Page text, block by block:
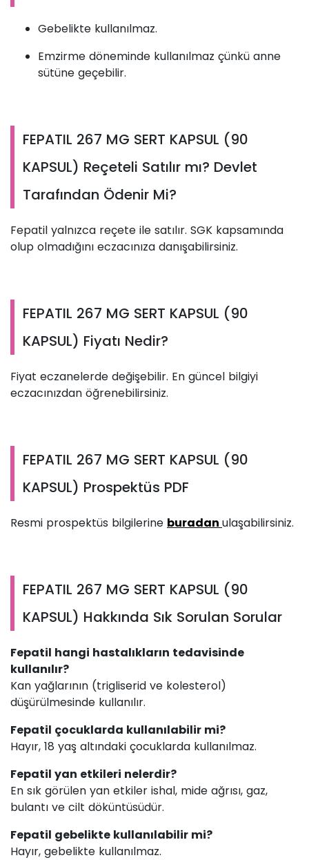
Gebelikte kullanılmaz.
Emzirme döneminde kullanılmaz çünkü anne
sütüne geçebilir.
FEPATIL 267 MG SERT KAPSUL (90
KAPSUL) Reçeteli Satılır mı? Devlet
Tarafından Ödenir Mi?
Fepatil yalnızca reçete ile satılır. SGK kapsamında
olup olmadığını eczacınıza danışabilirsiniz.
FEPATIL 267 MG SERT KAPSUL (90
KAPSUL) Fiyatı Nedir?
Fiyat eczanelerde değişebilir. En güncel bilgiyi
eczacınızdan öğrenebilirsiniz.
FEPATIL 267 MG SERT KAPSUL (90
KAPSUL) Prospektüs PDF
Resmi prospektüs bilgilerine buradan ulaşabilirsiniz.
FEPATIL 267 MG SERT KAPSUL (90
KAPSUL) Hakkında Sık Sorulan Sorular
Fepatil hangi hastalıkların tedavisinde
kullanılır?
Kan yağlarının (trigliserid ve kolesterol)
düşürülmesinde kullanılır.
Fepatil çocuklarda kullanılabilir mi?
Hayır, 18 yaş altındaki çocuklarda kullanılmaz.
Fepatil yan etkileri nelerdir?
En sık görülen yan etkiler ishal, mide ağrısı, gaz,
bulantı ve cilt döküntüsüdür.
Fepatil gebelikte kullanılabilir mi?
Hayır, gebelikte kullanılmaz.